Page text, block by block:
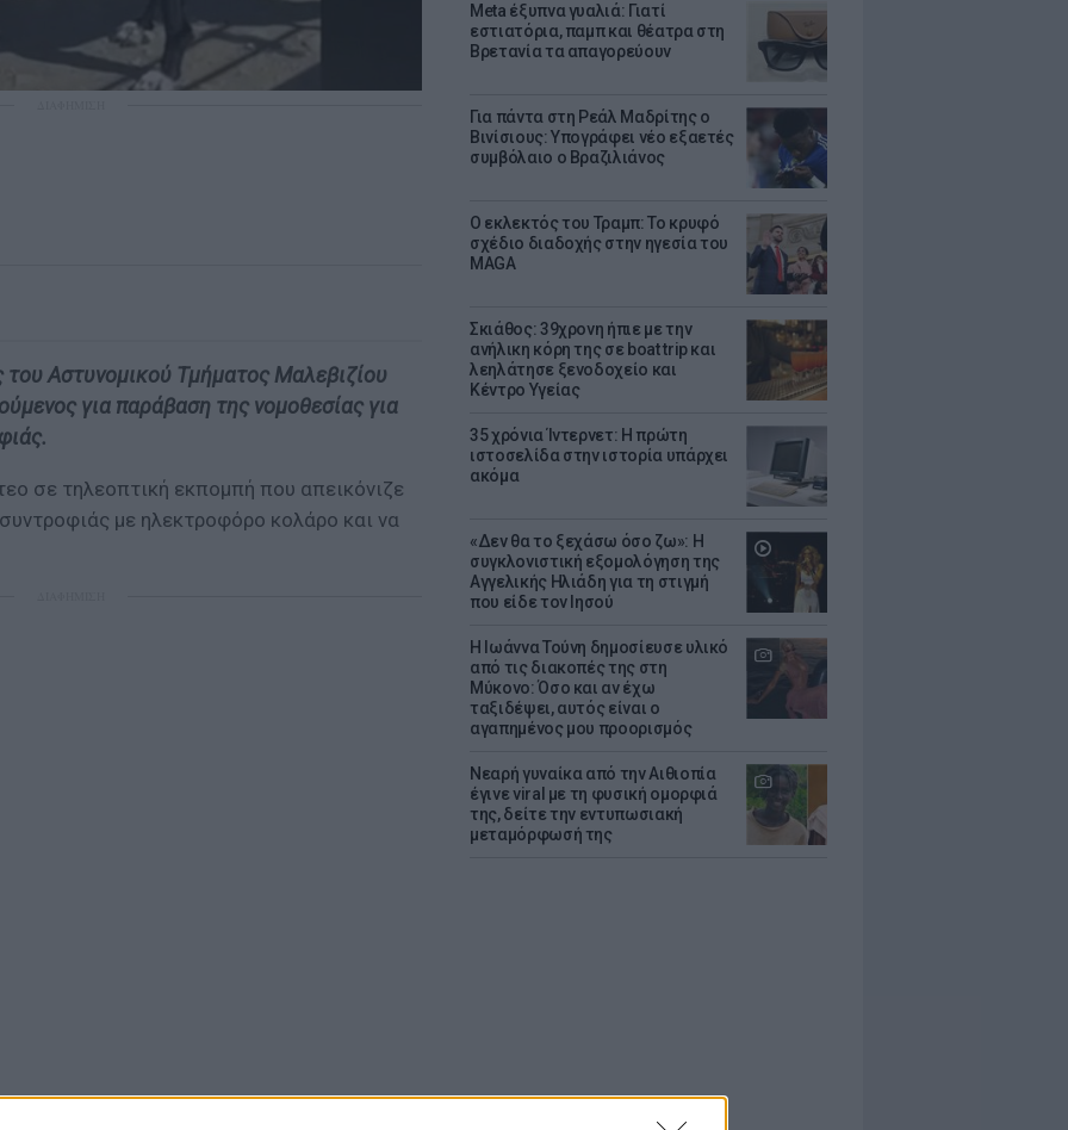
Meta έξυπνα γυαλιά: Γιατί
εστιατόρια, παμπ και θέατρα στη
Βρετανία τα απαγορεύουν
Για πάντα στη Ρεάλ Μαδρίτης ο
Βινίσιους: Υπογράφει νέο εξαετές
συμβόλαιο ο Βραζιλιάνος
Ο εκλεκτός του Τραμπ: Το κρυφό
σχέδιο διαδοχής στην ηγεσία του
MAGA
Σκιάθος: 39χρονη ήπιε με την
ανήλικη κόρη της σε boat trip και
λεηλάτησε ξενοδοχείο και
Κέντρο Υγείας
35 χρόνια Ίντερνετ: Η πρώτη
ιστοσελίδα στην ιστορία υπάρχει
ακόμα
«Δεν θα το ξεχάσω όσο ζω»: Η
συγκλονιστική εξομολόγηση της
Αγγελικής Ηλιάδη για τη στιγμή
που είδε τον Ιησού
Η Ιωάννα Τούνη δημοσίευσε υλικό
από τις διακοπές της στη
Μύκονο: Όσο και αν έχω
ταξιδέψει, αυτός είναι ο
αγαπημένος μου προορισμός
Νεαρή γυναίκα από την Αιθιοπία
έγινε viral με τη φυσική ομορφιά
της, δείτε την εντυπωσιακή
μεταμόρφωσή της
Αστυνομικού Τμήματος Μαλεβιζίου
για παράβαση της νομοθεσίας για
σε τηλεοπτική εκπομπή που απεικόνιζε
με ηλεκτροφόρο κολάρο και να